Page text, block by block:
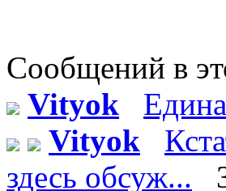
Сообщений в
Vityok
Vityok
здесь обсуж...